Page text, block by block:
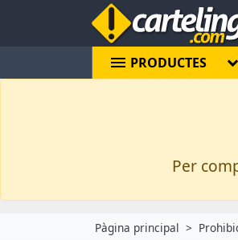
menu PRODUCTES
Per
Pàgina principal